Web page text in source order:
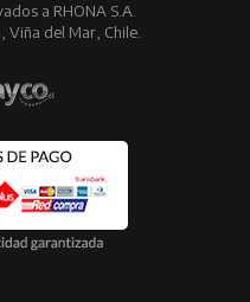
a RHONA S.A.
Viña del Mar, Chile.